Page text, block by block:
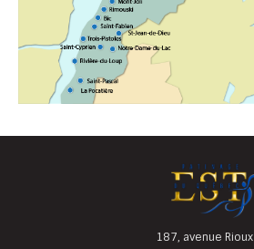
187, avenue Rioux